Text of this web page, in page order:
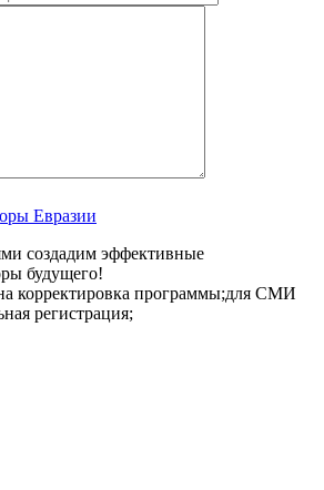
Евразии
создадим эффективные
будущего!
корректировка программы;для СМИ
регистрация;